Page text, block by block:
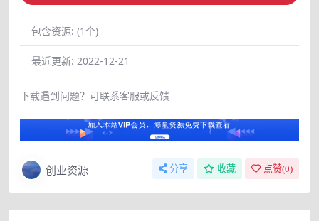
包含资源: (1个)
最近更新: 2022-12-21
下载遇到问题？可联系客服或反馈
创业资源 分享 收藏 点赞(0)